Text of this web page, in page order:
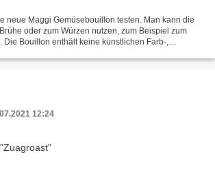
neue Maggi Gemüsebouillon testen. Man kann die
oder zum Würzen nutzen, zum Beispiel zum
Die Bouillon enthält keine künstlichen Farb-,
12:24